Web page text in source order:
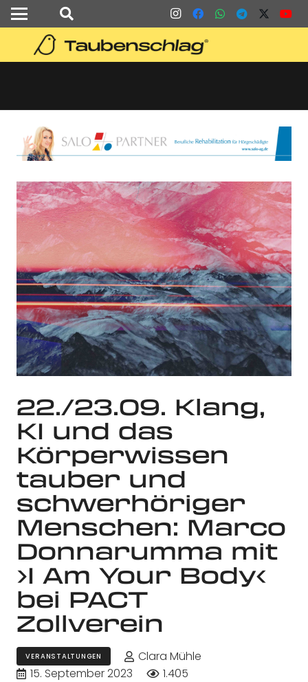
22./23.09. Klang,
KI und das
Körperwissen
tauber und
schwerhöriger
Menschen: Marco
Donnarumma mit
›I Am Your Body‹
bei PACT
Zollverein
VERANSTALTUNGEN
Clara Mühle
15. September 2023
1.405